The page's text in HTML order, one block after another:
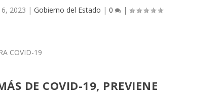
2023 | Gobierno del Estado | 0 |
DE COVID-19, PREVIENE